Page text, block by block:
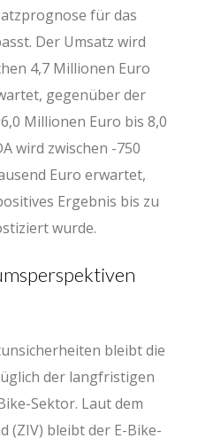
für das
Der Umsatz wird
4,7 Millionen Euro
gegenüber der
Millionen Euro bis 8,0
wird zwischen -750
Euro erwartet,
Ergebnis bis zu
wurde.
bleibt die
der langfristigen
Sektor. Laut dem
(ZIV) bleibt der E-Bike-